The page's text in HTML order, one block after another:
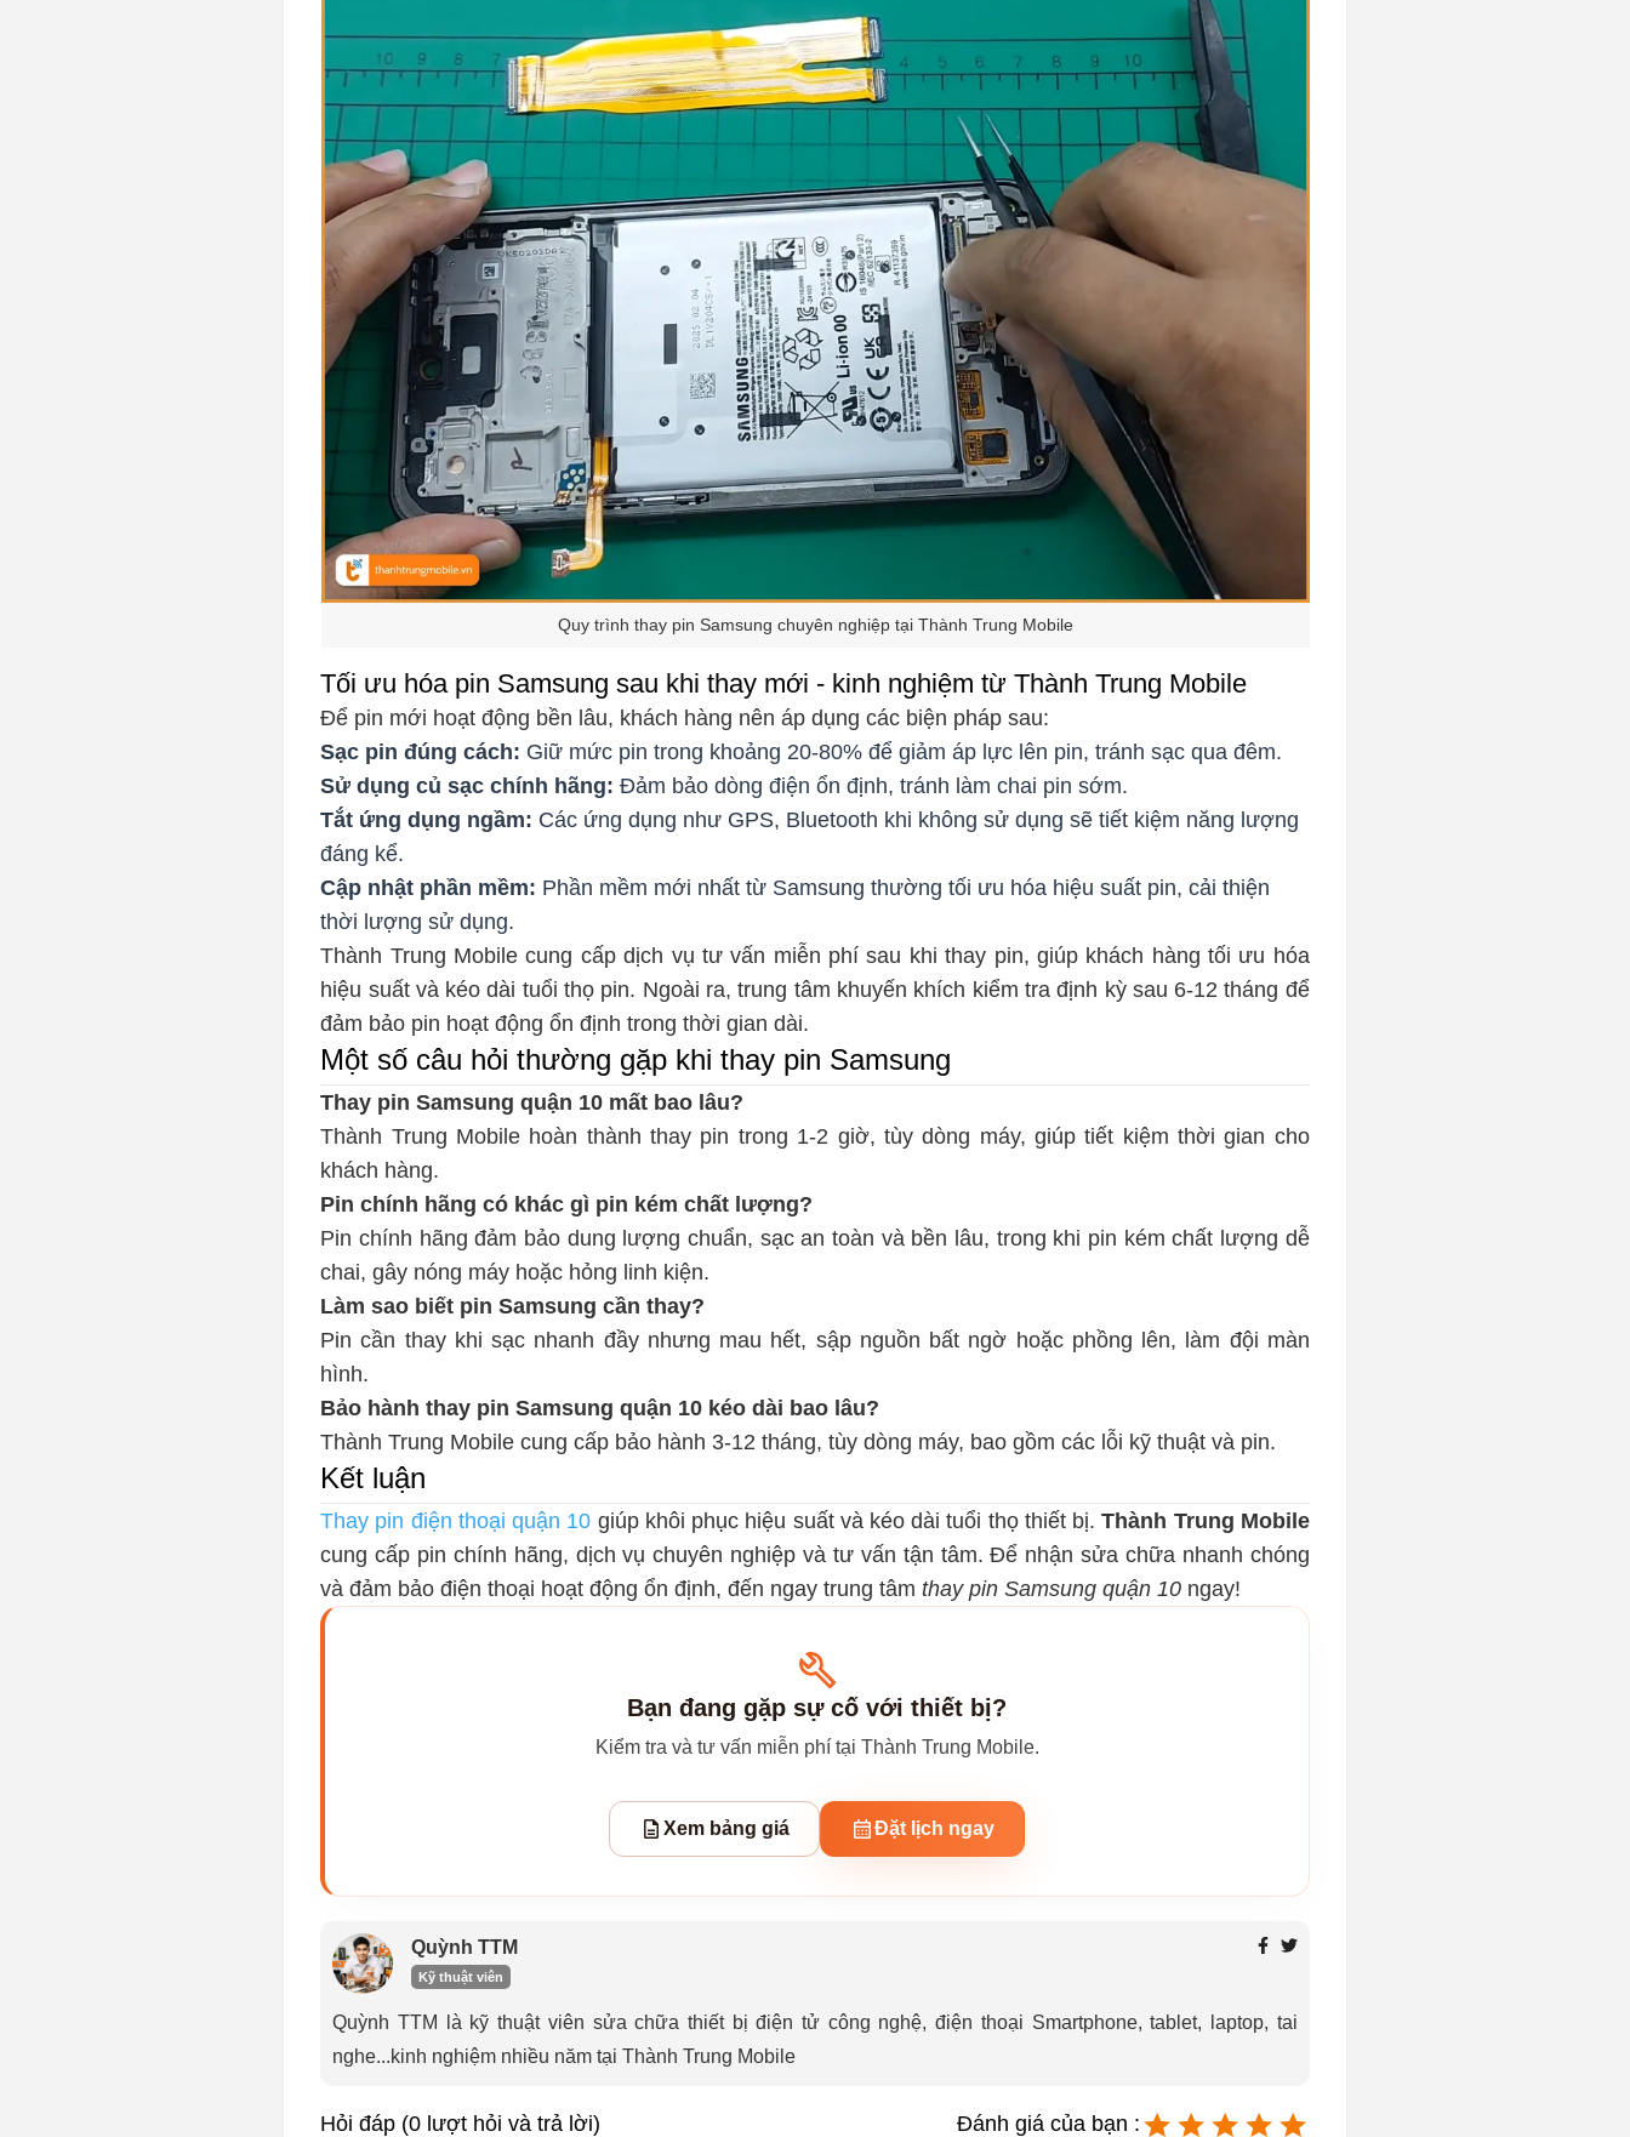
Quy trình thay pin Samsung chuyên nghiệp tại Thành Trung Mobile
Tối ưu hóa pin Samsung sau khi thay mới - kinh nghiệm từ Thành Trung Mobile
Để pin mới hoạt động bền lâu, khách hàng nên áp dụng các biện pháp sau:
Sạc pin đúng cách: Giữ mức pin trong khoảng 20-80% để giảm áp lực lên pin, tránh sạc qua đêm.
Sử dụng củ sạc chính hãng: Đảm bảo dòng điện ổn định, tránh làm chai pin sớm.
Tắt ứng dụng ngầm: Các ứng dụng như GPS, Bluetooth khi không sử dụng sẽ tiết kiệm năng lượng
đáng kể.
Cập nhật phần mềm: Phần mềm mới nhất từ Samsung thường tối ưu hóa hiệu suất pin, cải thiện
thời lượng sử dụng.
Thành Trung Mobile cung cấp dịch vụ tư vấn miễn phí sau khi thay pin, giúp khách hàng tối ưu hóa
hiệu suất và kéo dài tuổi thọ pin. Ngoài ra, trung tâm khuyến khích kiểm tra định kỳ sau 6-12 tháng để
đảm bảo pin hoạt động ổn định trong thời gian dài.
Một số câu hỏi thường gặp khi thay pin Samsung
Thay pin Samsung quận 10 mất bao lâu?
Thành Trung Mobile hoàn thành thay pin trong 1-2 giờ, tùy dòng máy, giúp tiết kiệm thời gian cho
khách hàng.
Pin chính hãng có khác gì pin kém chất lượng?
Pin chính hãng đảm bảo dung lượng chuẩn, sạc an toàn và bền lâu, trong khi pin kém chất lượng dễ
chai, gây nóng máy hoặc hỏng linh kiện.
Làm sao biết pin Samsung cần thay?
Pin cần thay khi sạc nhanh đầy nhưng mau hết, sập nguồn bất ngờ hoặc phồng lên, làm đội màn
hình.
Bảo hành thay pin Samsung quận 10 kéo dài bao lâu?
Thành Trung Mobile cung cấp bảo hành 3-12 tháng, tùy dòng máy, bao gồm các lỗi kỹ thuật và pin.
Kết luận
Thay pin điện thoại quận 10 giúp khôi phục hiệu suất và kéo dài tuổi thọ thiết bị.Thành Trung Mobile
cung cấp pin chính hãng, dịch vụ chuyên nghiệp và tư vấn tận tâm. Để nhận sửa chữa nhanh chóng
và đảm bảo điện thoại hoạt động ổn định, đến ngay trung tâmthay pin Samsung quận 10 ngay!
Bạn đang gặp sự cố với thiết bị?
Kiểm tra và tư vấn miễn phí tại Thành Trung Mobile.
Xem bảng giá Đặt lịch ngay
Quỳnh TTM
Kỹ thuật viên
Quỳnh TTM là kỹ thuật viên sửa chữa thiết bị điện tử công nghệ, điện thoại Smartphone, tablet, laptop, tai
nghe...kinh nghiệm nhiều năm tại Thành Trung Mobile
Hỏi đáp (0 lượt hỏi và trả lời) Đánh giá của bạn :